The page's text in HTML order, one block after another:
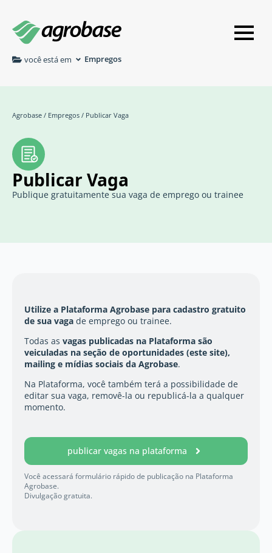
você está em Empregos
Agrobase / Empregos / Publicar Vaga
Publicar Vaga
Publique gratuitamente sua vaga de emprego ou trainee
Utilize a Plataforma Agrobase para cadastro gratuito
de sua vaga de emprego ou trainee.
Todas as vagas publicadas na Plataforma são
veiculadas na seção de oportunidades (este site),
mailing e mídias sociais da Agrobase.
Na Plataforma, você também terá a possibilidade de
editar sua vaga, removê-la ou republicá-la a qualquer
momento.
publicar vagas na plataforma
Você acessará formulário rápido de publicação na Plataforma
Agrobase.
Divulgação gratuita.